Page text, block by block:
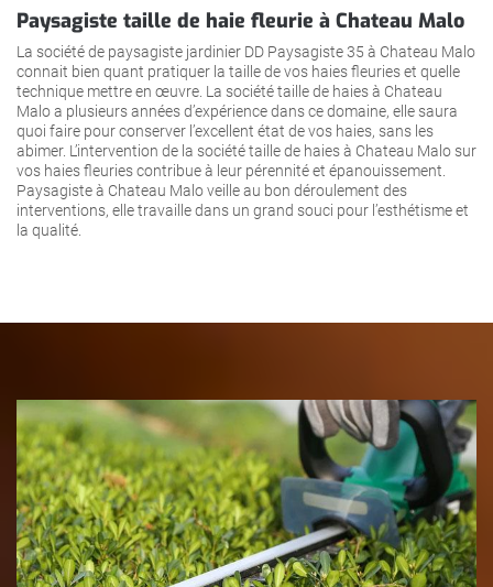
Paysagiste taille de haie fleurie à Chateau Malo
La société de paysagiste jardinier DD Paysagiste 35 à Chateau Malo
connait bien quant pratiquer la taille de vos haies fleuries et quelle
technique mettre en œuvre. La société taille de haies à Chateau
Malo a plusieurs années d’expérience dans ce domaine, elle saura
quoi faire pour conserver l’excellent état de vos haies, sans les
abimer. L’intervention de la société taille de haies à Chateau Malo sur
vos haies fleuries contribue à leur pérennité et épanouissement.
Paysagiste à Chateau Malo veille au bon déroulement des
interventions, elle travaille dans un grand souci pour l’esthétisme et
la qualité.